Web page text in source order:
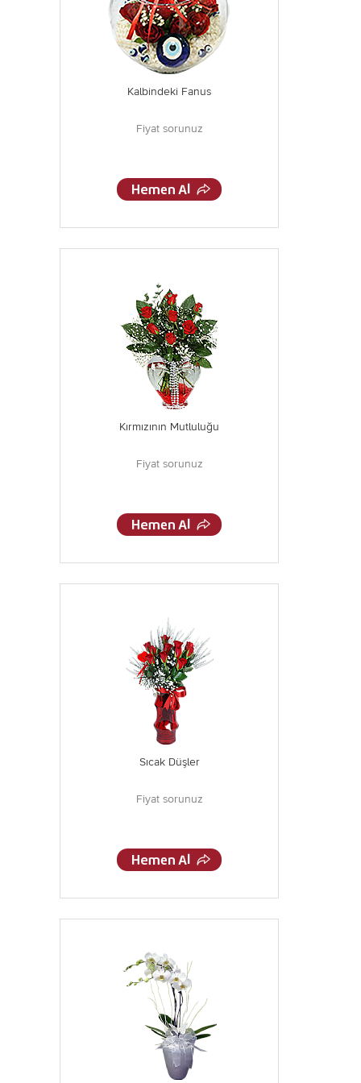
Kalbindeki Fanus
Fiyat sorunuz
Kırmızının Mutluluğu
Fiyat sorunuz
Sıcak Düşler
Fiyat sorunuz